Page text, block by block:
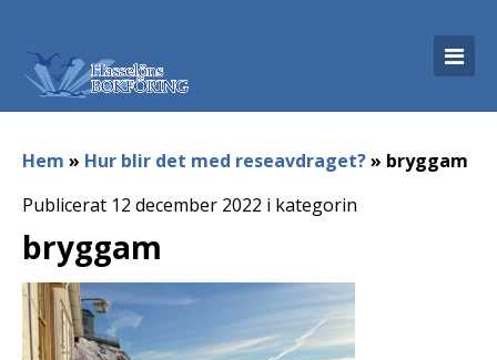
Hem » Hur blir det med reseavdraget?» bryggam
Publicerat 12 december 2022 i kategorin
bryggam